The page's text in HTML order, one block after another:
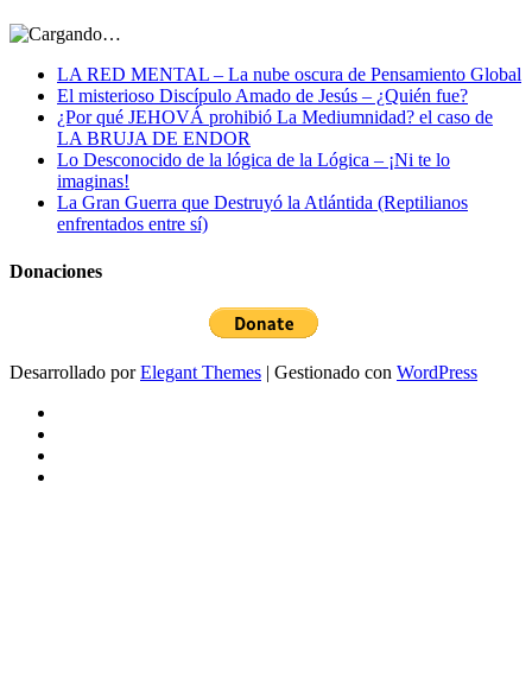
LA RED MENTAL – La nube oscura de Pensamiento Global
El misterioso Discípulo Amado de Jesús – ¿Quién fue?
¿Por qué JEHOVÁ prohibió La Mediumnidad? el caso de
LA BRUJA DE ENDOR
Lo Desconocido de la lógica de la Lógica – ¡Ni te lo
imaginas!
La Gran Guerra que Destruyó la Atlántida (Reptilianos
enfrentados entre sí)
Donaciones
Desarrollado porElegant Themes | Gestionado con WordPress